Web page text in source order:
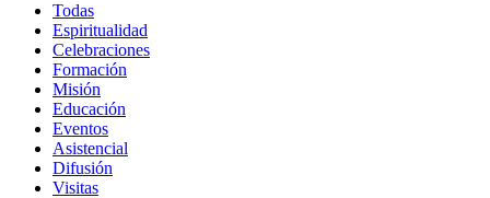
Todas
Espiritualidad
Celebraciones
Formación
Misión
Educación
Eventos
Asistencial
Difusión
Visitas